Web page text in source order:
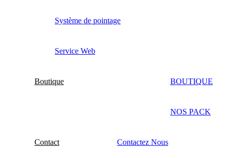
Système de pointage
Service Web
Boutique BOUTIQUE
NOS PACK
Contact Contactez Nous